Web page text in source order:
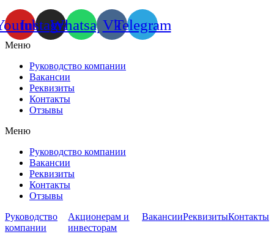
InstagramWhatsappVkTelegram
Меню
Руководство компании
Вакансии
Реквизиты
Контакты
Отзывы
Меню
Руководство компании
Вакансии
Реквизиты
Контакты
Отзывы
Руководство
компании
Акционерам и
инвесторам
ВакансииРеквизитыКонтакты